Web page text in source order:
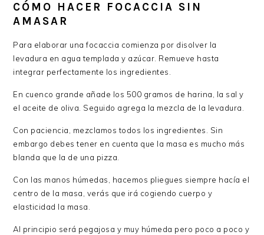
CÓMO HACER FOCACCIA SIN
AMASAR
Para elaborar una focaccia comienza por disolver la
levadura en agua templada y azúcar. Remueve hasta
integrar perfectamente los ingredientes.
En cuenco grande añade los 500 gramos de harina, la sal y
el aceite de oliva. Seguido agrega la mezcla de la levadura.
Con paciencia, mezclamos todos los ingredientes. Sin
embargo debes tener en cuenta que la masa es mucho más
blanda que la de una pizza.
Con las manos húmedas, hacemos pliegues siempre hacía el
centro de la masa, verás que irá cogiendo cuerpo y
elasticidad la masa.
Al principio será pegajosa y muy húmeda pero poco a poco y